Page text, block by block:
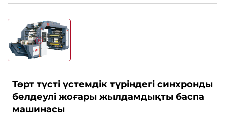
Төрт түсті үстемдік түріндегі синхронды
белдеулі жоғары жылдамдықты баспа
машинасы